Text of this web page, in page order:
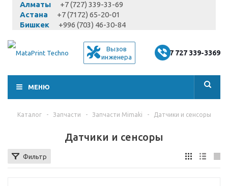
Алматы
+7 (727) 339-33-69
Астана
+7 (7172) 65-20-01
Бишкек
+996 (703) 46-30-84
Вызов
инженера
+7 727 339-3369
МЕНЮ
Каталог - Запчасти - Запчасти Mimaki - Датчики и сенсоры
Датчики и сенсоры
Фильтр